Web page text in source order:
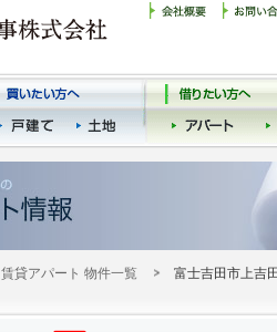
賃貸アパート 物件一覧 富士吉田市上吉